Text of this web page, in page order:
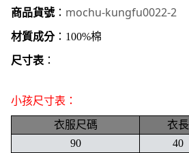
商品貨號： mochu-kungfu0022-2
材質成分：100%棉
尺寸表 ：
小孩尺寸表：
衣服尺碼 衣長
90
40